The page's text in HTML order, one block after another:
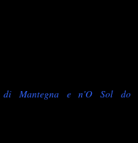
di Mantegna e n'O Sol do